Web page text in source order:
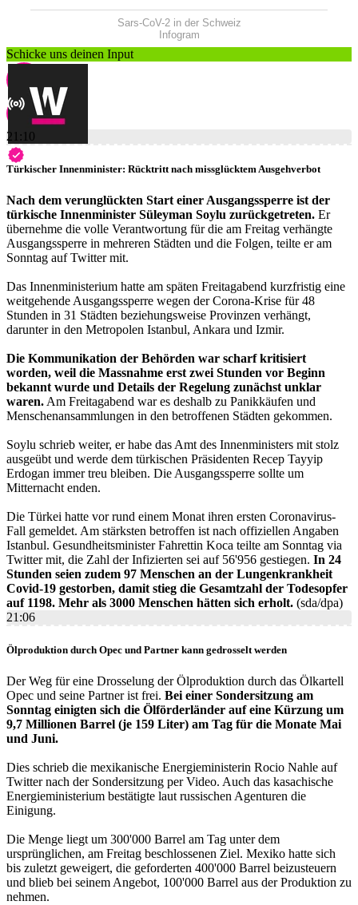
Sars-CoV-2 in der Schweiz
Infogram
Schicke uns deinen Input
21:10
Türkischer Innenminister: Rücktritt nach missglücktem Ausgehverbot
Nach dem verunglückten Start einer Ausgangssperre ist der
türkische Innenminister Süleyman Soylu zurückgetreten. Er
übernehme die volle Verantwortung für die am Freitag verhängte
Ausgangssperre in mehreren Städten und die Folgen, teilte er am
Sonntag auf Twitter mit.
Das Innenministerium hatte am späten Freitagabend kurzfristig eine
weitgehende Ausgangssperre wegen der Corona-Krise für 48
Stunden in 31 Städten beziehungsweise Provinzen verhängt,
darunter in den Metropolen Istanbul, Ankara und Izmir.
Die Kommunikation der Behörden war scharf kritisiert
worden, weil die Massnahme erst zwei Stunden vor Beginn
bekannt wurde und Details der Regelung zunächst unklar
waren. Am Freitagabend war es deshalb zu Panikkäufen und
Menschenansammlungen in den betroffenen Städten gekommen.
Soylu schrieb weiter, er habe das Amt des Innenministers mit stolz
ausgeübt und werde dem türkischen Präsidenten Recep Tayyip
Erdogan immer treu bleiben. Die Ausgangssperre sollte um
Mitternacht enden.
Die Türkei hatte vor rund einem Monat ihren ersten Coronavirus-
Fall gemeldet. Am stärksten betroffen ist nach offiziellen Angaben
Istanbul. Gesundheitsminister Fahrettin Koca teilte am Sonntag via
Twitter mit, die Zahl der Infizierten sei auf 56'956 gestiegen. In 24
Stunden seien zudem 97 Menschen an der Lungenkrankheit
Covid-19 gestorben, damit stieg die Gesamtzahl der Todesopfer
auf 1198. Mehr als 3000 Menschen hätten sich erholt. (sda/dpa)
21:06
Ölproduktion durch Opec und Partner kann gedrosselt werden
Der Weg für eine Drosselung der Ölproduktion durch das Ölkartell
Opec und seine Partner ist frei. Bei einer Sondersitzung am
Sonntag einigten sich die Ölförderländer auf eine Kürzung um
9,7 Millionen Barrel (je 159 Liter) am Tag für die Monate Mai
und Juni.
Dies schrieb die mexikanische Energieministerin Rocio Nahle auf
Twitter nach der Sondersitzung per Video. Auch das kasachische
Energieministerium bestätigte laut russischen Agenturen die
Einigung.
Die Menge liegt um 300'000 Barrel am Tag unter dem
ursprünglichen, am Freitag beschlossenen Ziel. Mexiko hatte sich
bis zuletzt geweigert, die geforderten 400'000 Barrel beizusteuern
und blieb bei seinem Angebot, 100'000 Barrel aus der Produktion zu
nehmen.